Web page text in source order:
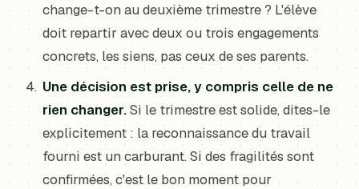
change-t-on au deuxième trimestre ? L'élève
doit repartir avec deux ou trois engagements
concrets, les siens, pas ceux de ses parents.
Une décision est prise, y compris celle de ne
rien changer.Si le trimestre est solide, dites-le
explicitement : la reconnaissance du travail
fourni est un carburant. Si des fragilités sont
confirmées, c'est le bon moment pour